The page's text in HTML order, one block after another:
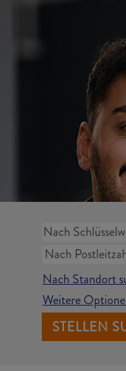
Nach Standort
Weitere